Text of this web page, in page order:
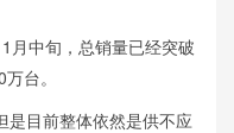
月中旬，总销量已经突破
台。
目前整体依然是供不应